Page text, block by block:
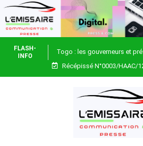
FLASH-
INFO
Togo : les gouverneurs et
Récépissé N°0003/HAAC/